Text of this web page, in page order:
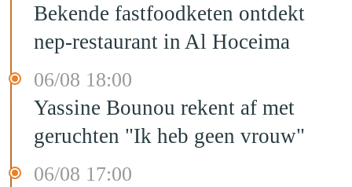
Bekende fastfoodketen ontdekt
nep-restaurant in Al Hoceima
06/08 18:00
Yassine Bounou rekent af met
geruchten "Ik heb geen vrouw"
06/08 17:00